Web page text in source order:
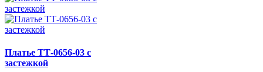
Платье ТТ-0656-03 с
застежкой